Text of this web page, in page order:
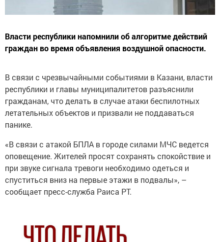
Власти республики напомнили об алгоритме действий
граждан во время объявления воздушной опасности.
В связи с чрезвычайными событиями в Казани, власти
республики и главы муниципалитетов разъяснили
гражданам, что делать в случае атаки беспилотных
летательных объектов и призвали не поддаваться
панике.
«В связи с атакой БПЛА в городе силами МЧС ведется
оповещение. Жителей просят сохранять спокойствие и
при звуке сигнала тревоги необходимо одеться и
спуститься вниз на первые этажи в подвалы», –
сообщает пресс-служба Раиса РТ.